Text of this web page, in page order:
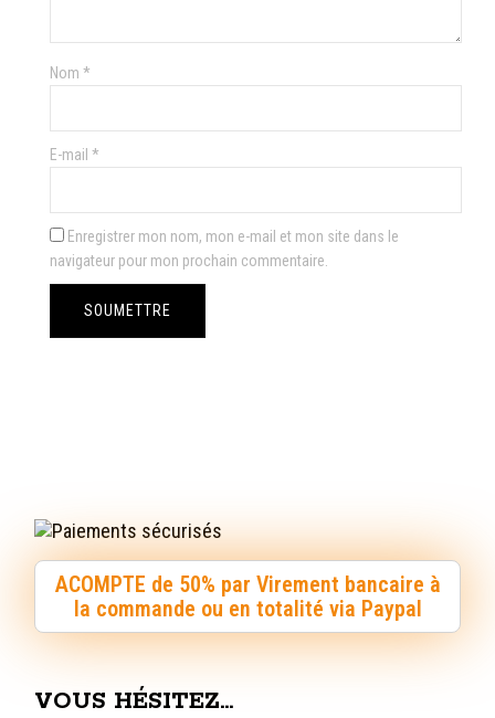
Nom *
E-mail *
Enregistrer mon nom, mon e-mail et mon site dans le
navigateur pour mon prochain commentaire.
ACOMPTE de 50% par Virement bancaire à
la commande ou en totalité via Paypal
VOUS HÉSITEZ…